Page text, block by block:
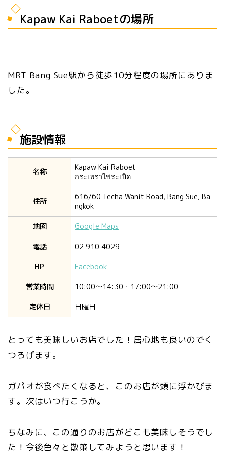
Kapaw Kai Raboetの場所
MRT Bang Sue駅から徒歩10分程度の場所にありま
した。
施設情報
名称
Kapaw Kai Raboet
กระเพราไข่ระเบิด
住所
616/60 Techa Wanit Road, Bang Sue, Ba
ngkok
地図
Google Maps
電話
02 910 4029
HP
Facebook
営業時間
10:00〜14:30・17:00〜21:00
定休日
日曜日
とっても美味しいお店でした！居心地も良いのでく
つろげます。
ガパオが食べたくなると、このお店が頭に浮かびま
す。次はいつ行こうか。
ちなみに、この通りのお店がどこも美味しそうでし
た！今後色々と散策してみようと思います！